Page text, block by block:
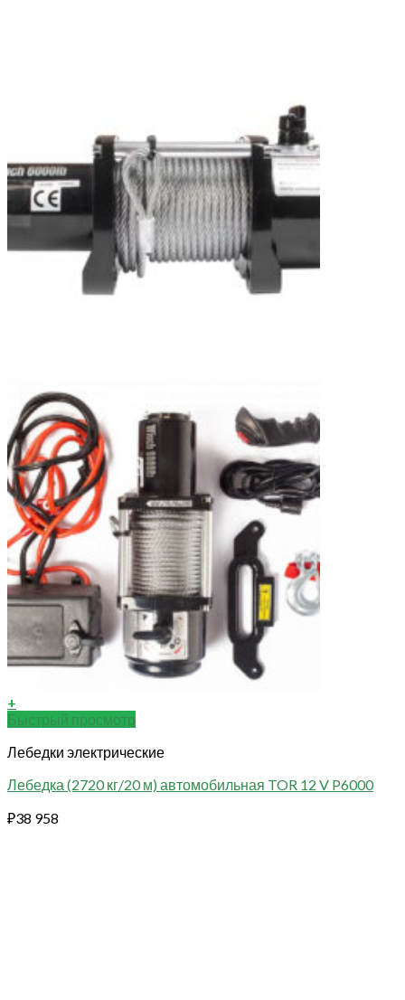
+
Быстрый просмотр
Лебедки электрические
Лебедка (2720 кг/20 м) автомобильная TOR 12 V P6000
₽38 958